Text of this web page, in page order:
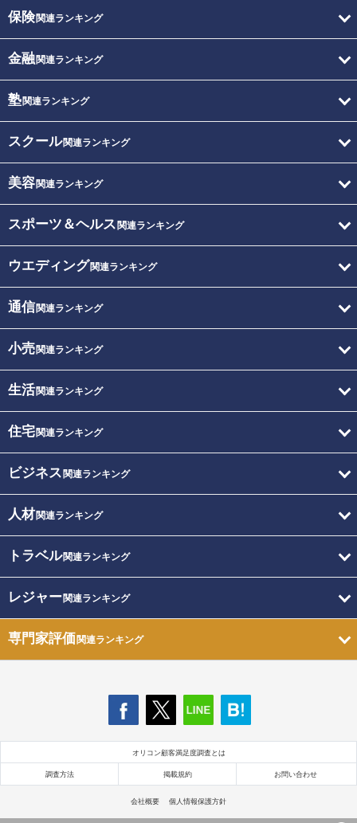
保険関連ランキング
金融関連ランキング
塾関連ランキング
スクール関連ランキング
美容関連ランキング
スポーツ＆ヘルス 関連ランキング
ウエディング関連ランキング
通信関連ランキング
小売関連ランキング
生活関連ランキング
住宅関連ランキング
ビジネス 関連ランキング
人材関連ランキング
トラベル関連ランキング
レジャー関連ランキング
専門家評価関連ランキング
オリコン顧客満足度調査とは
調査方法 掲載規約 お問い合わせ
会社概要 個人情報保護方針